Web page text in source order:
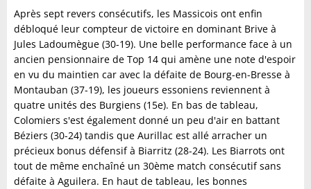
Après sept revers consécutifs, les Massicois ont enfin
débloqué leur compteur de victoire en dominant Brive à
Jules Ladoumègue (30-19). Une belle performance face à un
ancien pensionnaire de Top 14 qui amène une note d'espoir
en vu du maintien car avec la défaite de Bourg-en-Bresse à
Montauban (37-19), les joueurs essoniens reviennent à
quatre unités des Burgiens (15e). En bas de tableau,
Colomiers s'est également donné un peu d'air en battant
Béziers (30-24) tandis que Aurillac est allé arracher un
précieux bonus défensif à Biarritz (28-24). Les Biarrots ont
tout de même enchaîné un 30ème match consécutif sans
défaite à Aguilera. En haut de tableau, les bonnes